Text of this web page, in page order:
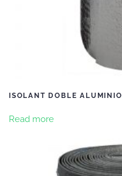
ISOLANT DOBLE ALUMINIO
Read more